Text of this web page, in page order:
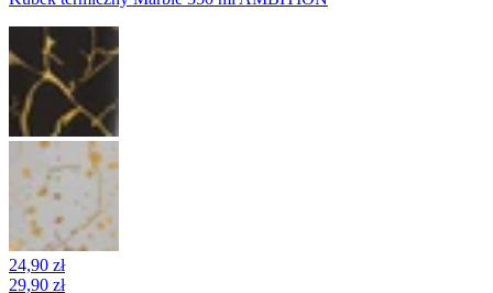
24,90 zł
29,90 zł